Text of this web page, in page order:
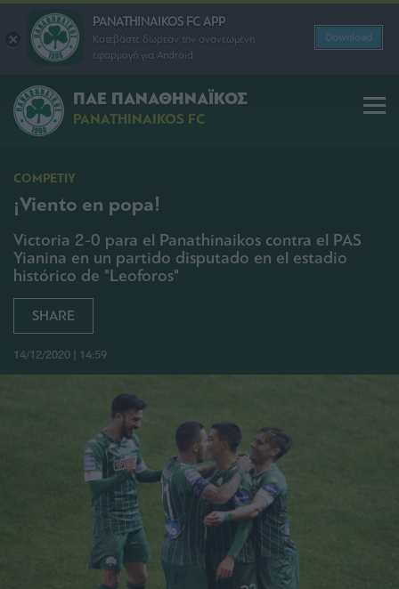
PANATHINAIKOS FC APP
Κατεβάστε δωρεάν την ανανεωμένη
εφαρμογή για Android
Download
ΠΑΕ ΠΑΝΑΘΗΝΑΪΚΟΣ
PANATHINAIKOS FC
COMPETIY
¡Viento en popa!
Victoria 2-0 para el Panathinaikos contra el PAS
Yianina en un partido disputado en el estadio
histórico de "Leoforos"
SHARE
14/12/2020 | 14:59